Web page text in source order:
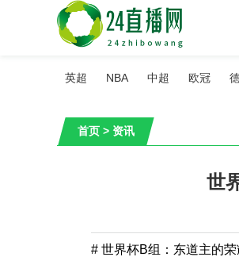
英超 NBA 中超 欧冠
首页 > 资讯
世
# 世界杯B组：东道主的